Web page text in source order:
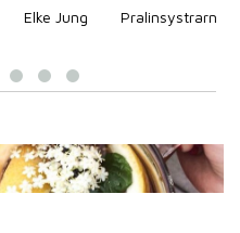
Elke Jung
Pralinsystrarna